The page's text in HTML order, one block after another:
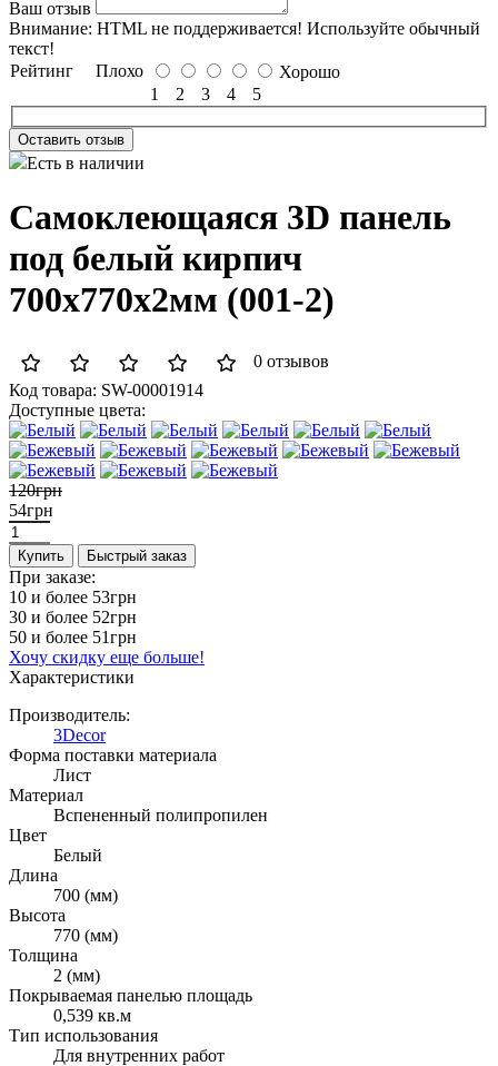
Ваш отзыв
Внимание: HTML не поддерживается! Используйте обычный
текст!
Рейтинг Плохо
Хорошо
1
2 3 4 5
Оставить отзыв
Есть в наличии
Самоклеющаяся 3D панель
под белый кирпич
700x770x2мм (001-2)
0 отзывов
Код товара: SW-00001914
Доступные цвета:
120грн
54грн
Купить Быстрый заказ
При заказе:
10 и более 53грн
30 и более 52грн
50 и более 51грн
Хочу скидку еще больше!
Характеристики
Производитель:
3Decor
Форма поставки материала
Лист
Материал
Вспененный полипропилен
Цвет
Белый
Длина
700 (мм)
Высота
770 (мм)
Толщина
2 (мм)
Покрываемая панелью площадь
0,539 кв.м
Тип использования
Для внутренних работ